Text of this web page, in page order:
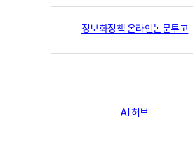
정보화정책 온라인논문투고
AI 허브